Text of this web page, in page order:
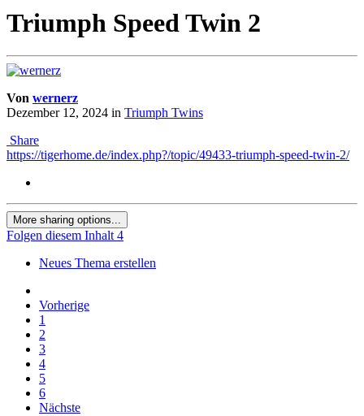
Triumph Speed Twin 2
Von wernerz
Dezember 12, 2024 in Triumph Twins
Share
https://tigerhome.de/index.php?/topic/49433-triumph-speed-twin-2/
More sharing options...
Folgen diesem Inhalt 4
Neues Thema erstellen
Vorherige
1
2
3
4
5
6
Nächste